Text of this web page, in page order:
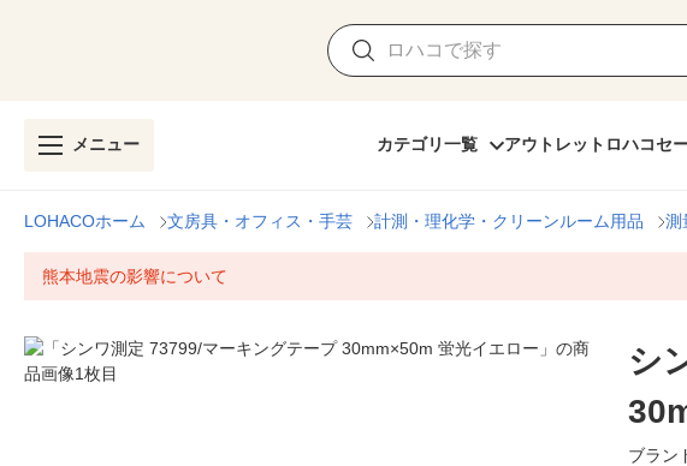
メニュー カテゴリ一覧 アウトレット ロハコセ
LOHACOホーム 文房具・オフィス・手芸 計測・理化学・クリーンルーム用品 測
熊本地震の影響について
シ
ブラン